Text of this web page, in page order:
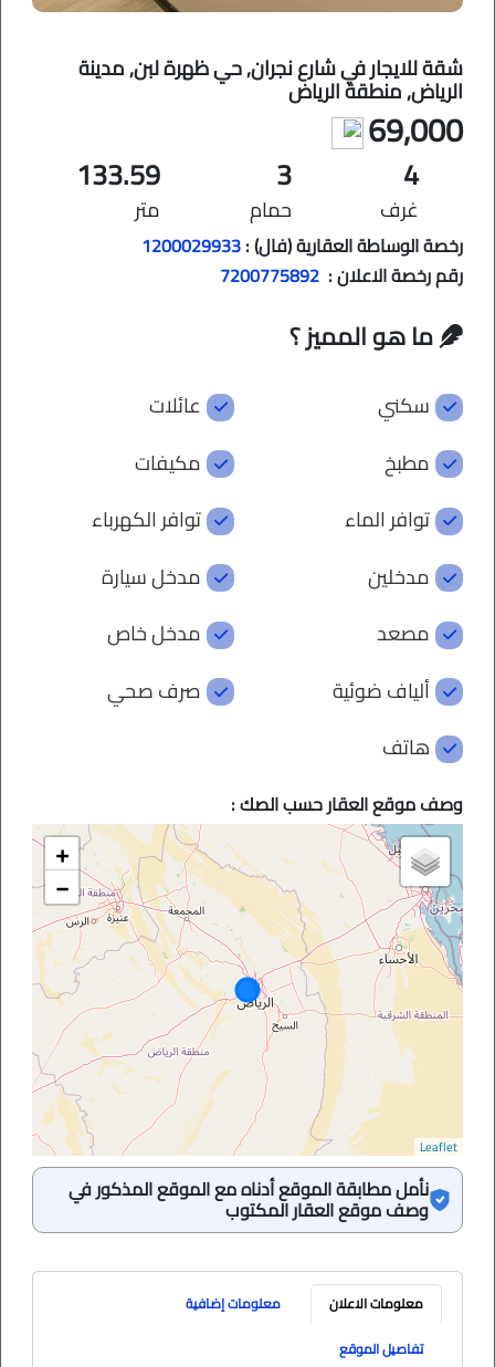
شقة للايجار في شارع نجران, حي ظهرة لبن, مدينة
الرياض, منطقة الرياض
69,000
4
غرف
3
حمام
133.59
متر
رخصة الوساطة العقارية (فال) :1200029933
رقم رخصة الاعلان : 7200775892
ما هو المميز ؟
سكني
عائلات
مطبخ
مكيفات
توافر الماء
توافر الكهرباء
مدخلين
مدخل سيارة
مصعد
مدخل خاص
ألياف ضوئية
صرف صحي
هاتف
وصف موقع العقار حسب الصك :
+
−
Leaflet
نأمل مطابقة الموقع أدناه مع الموقع المذكور في
وصف موقع العقار المكتوب
معلومات الاعلان
معلومات إضافية
تفاصيل الموقع